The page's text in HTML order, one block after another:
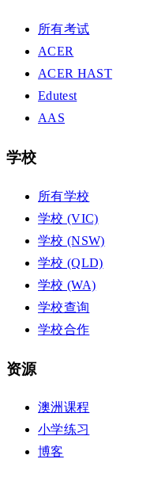
所有考试
ACER
ACER HAST
Edutest
AAS
学校
所有学校
学校 (VIC)
学校 (NSW)
学校 (QLD)
学校 (WA)
学校查询
学校合作
资源
澳洲课程
小学练习
博客